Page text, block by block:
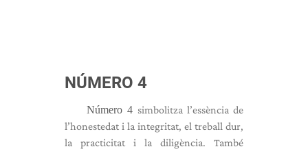
NÚMERO 4
Número 4 simbolitza l’essència de
l’honestedat i la integritat, el treball dur,
la practicitat i la diligència. També